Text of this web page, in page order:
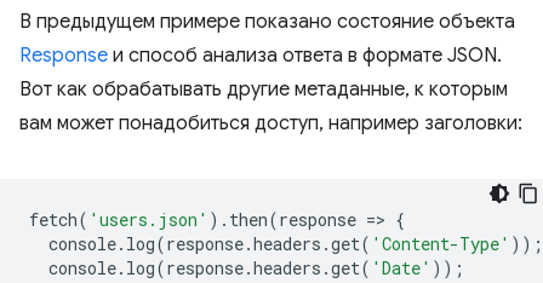
В предыдущем примере показано состояние объекта
Response и способ анализа ответа в формате JSON.
Вот как обрабатывать другие метаданные, к которым
вам может понадобиться доступ, например заголовки:
fetch( 'users.json' ). then(response => {
console. log(response.headers .get( 'Content-Type' ));
console. log(response.headers .get( 'Date' ));